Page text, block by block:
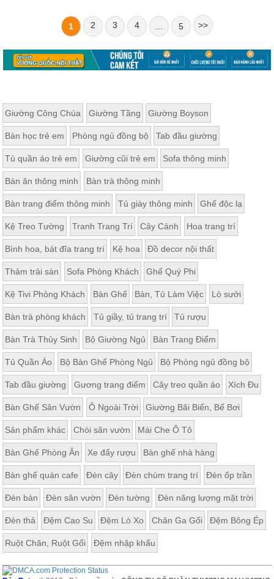
1 2 3 4 ... 5 >>
Giường Công Chúa Giường Tầng Giường Boyson
Bàn học trẻ em Phòng ngủ đồng bộ Tab đầu giường
Tủ quần áo trẻ em Giường cũi trẻ em Sofa thông minh
Bàn ăn thông minh Bàn trà thông minh
Bàn trang điểm thông minh Tủ giày thông minh Ghế độc lạ
Kệ Treo Tường Tranh Trang Trí Cây Cảnh Hoa trang trí
Bình hoa, bát đĩa trang trí Kệ hoa Đồ decor nội thất
Thảm trải sàn Sofa Phòng Khách Ghế Quý Phi
Kệ Tivi Phòng Khách Bàn Ghế Bàn, Tủ Làm Việc Lò sưởi
Bàn trà phòng khách Tủ giầy, tủ trang trí Tủ rượu
Bàn Trà Thủy Sinh Bộ Giường Ngủ Bàn Trang Điểm
Tủ Quần Áo Bộ Bàn Ghế Phòng Ngủ Bộ Phòng ngủ đồng bộ
Tab đầu giường Gương trang điểm Cây treo quần áo Xích Đu
Bàn Ghế Sân Vườn Ô Ngoài Trời Giường Bãi Biển, Bể Bơi
Sản phẩm khác Chòi sân vườn Mái Che Ô Tô
Bàn Ghế Phòng Ăn Xe đẩy rượu Bàn ghế nhà hàng
Bàn ghế quán cafe Đèn cây Đèn chùm trang trí Đèn ốp trần
Đèn bàn Đèn sân vườn Đèn tường Đèn năng lượng mặt trời
Đèn thả Đệm Cao Su Đệm Lò Xo Chăn Ga Gối Đệm Bông Ép
Ruột Chăn, Ruột Gối Đệm nhập khẩu